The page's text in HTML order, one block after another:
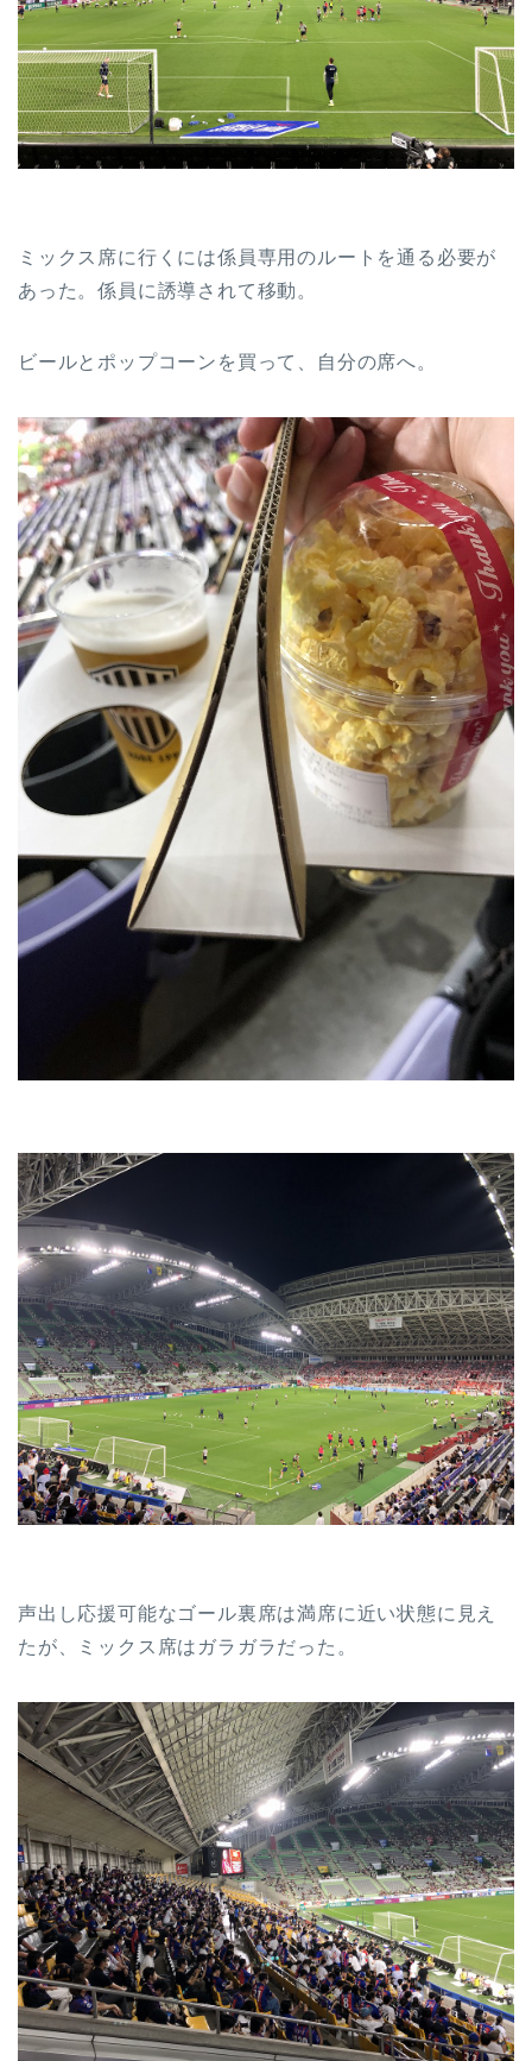
ミックス席に行くには係員専用のルートを通る必要が
あった。係員に誘導されて移動。
ビールとポップコーンを買って、自分の席へ。
声出し応援可能なゴール裏席は満席に近い状態に見え
たが、ミックス席はガラガラだった。